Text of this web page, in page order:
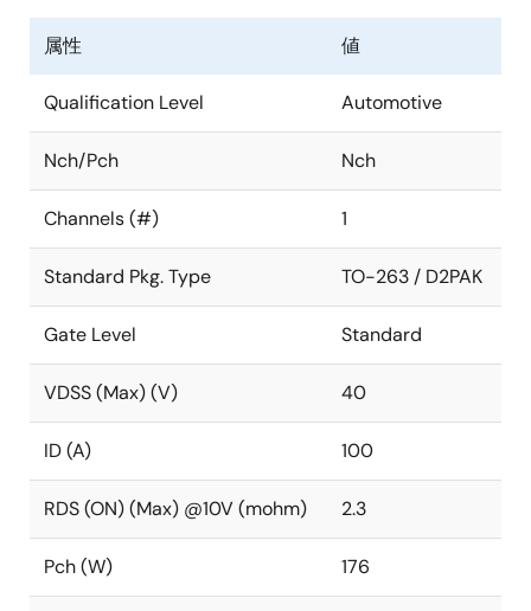
属性 値
Qualification Level Automotive
Nch/Pch Nch
Channels (#) 1
Standard Pkg. Type TO-263 / D2PAK
Gate Level Standard
VDSS (Max) (V) 40
ID (A) 100
RDS (ON) (Max) @10V (mohm) 2.3
Pch (W) 176